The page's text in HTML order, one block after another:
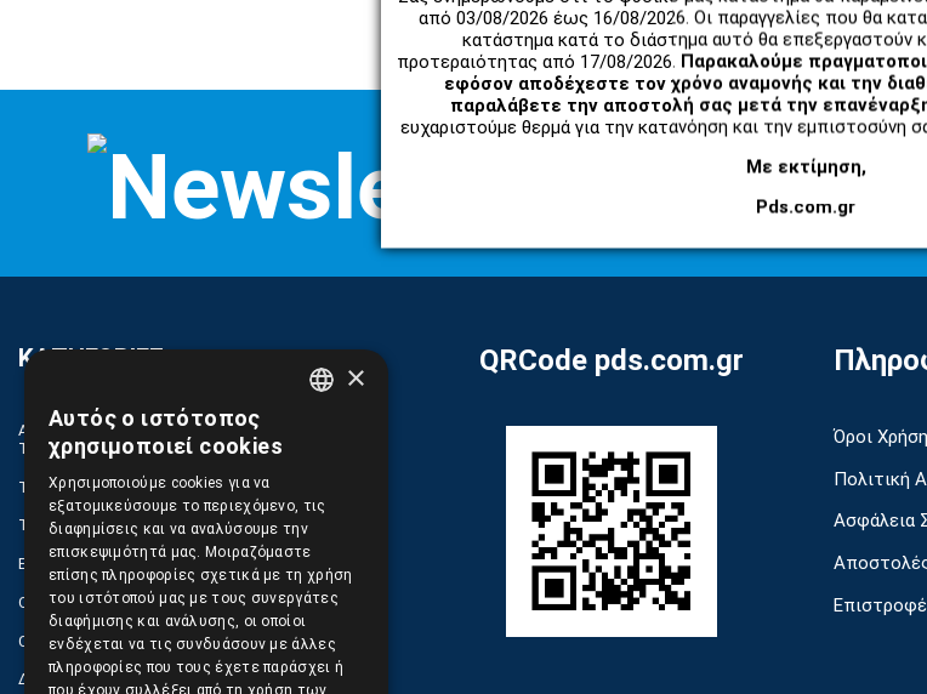
από 03/08/2026 έως 16/08/2026. Οι παραγγελίες που θα
κατάστημα κατά το διάστημα αυτό θα επεξεργαστούν
προτεραιότητας από 17/08/2026. Παρακαλούμε
εφόσον αποδέχεστε τον χρόνο αναμονής και την
παραλάβετε την αποστολή σας μετά την
ευχαριστούμε θερμά για την κατανόηση και την εμπιστοσύνη
Με εκτίμηση,
Pds.com.gr
Εγγραφείτε στο newsletter μας για
πρώτοι τις προσφορές και τα νέα
ΚΑΤΗΓΟΡΙΕΣ
ΑΝΤΑΛΛΑΚΤΙΚΑ ΚΑΙ ΑΞΕΣΟΥΑΡ ΚΙΝΗΤΩΝ
ΤΗΛΕΦΩΝΩΝ
TABLET
ΤΗΛΕΠΙΚΟΙΝΩΝΙΕΣ, ΑΣΥΡΜΑΤΑ, FCT
ΕΡΓΑΛΕΙΑ SERVICE
ΟΙΚΙΑΚΕΣ ΣΥΣΚΕΥΕΣ
COMPUTER, NOTEBOOK, PC, PDA
ΔΙΑΦΟΡΑ ΠΡΟΙΟΝΤΑ
QRCode pds.com.gr
Όροι
Πολιτική
Ασφάλεια
×
Αυτός ο ιστότοπος
χρησιμοποιεί cookies
Χρησιμοποιούμε cookies για να
εξατομικεύσουμε το περιεχόμενο, τις
διαφημίσεις και να αναλύσουμε την
επισκεψιμότητά μας. Μοιραζόμαστε
επίσης πληροφορίες σχετικά με τη χρήση
του ιστότοπού μας με τους συνεργάτες
διαφήμισης και ανάλυσης, οι οποίοι
ενδέχεται να τις συνδυάσουν με άλλες
πληροφορίες που τους έχετε παράσχει ή
που έχουν συλλέξει από τη χρήση των